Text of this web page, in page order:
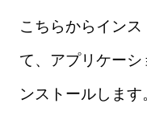
こちらからイン
て、アプリケー
ンストールします。